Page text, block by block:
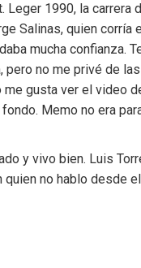
1990, la carrera
Salinas, quien corría
mucha confianza.
no me privé de
gusta ver el video
Memo no era
y vivo bien. Luis
no hablo desde